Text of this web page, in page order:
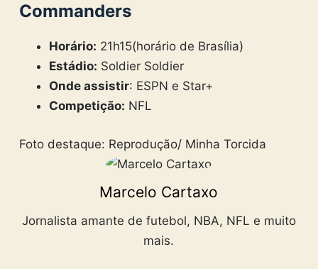
Commanders
Horário: 21h15(horário de Brasília)
Estádio: Soldier Soldier
Onde assistir: ESPN e Star+
Competição: NFL
Foto destaque: Reprodução/ Minha Torcida
Marcelo Cartaxo
Jornalista amante de futebol, NBA, NFL e muito
mais.